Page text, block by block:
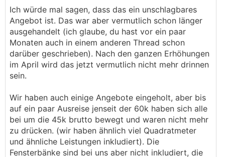
..
Ich würde mal sagen, dass das ein unschlagbares
Angebot ist. Das war aber vermutlich schon länger
ausgehandelt (ich glaube, du hast vor ein paar
Monaten auch in einem anderen Thread schon
darüber geschrieben). Nach den ganzen Erhöhungen
im April wird das jetzt vermutlich nicht mehr drinnen
sein.
Wir haben auch einige Angebote eingeholt, aber bis
auf ein paar Ausreise jenseit der 60k haben sich alle
bei um die 45k brutto bewegt und waren nicht mehr
zu drücken. (wir haben ähnlich viel Quadratmeter
und ähnliche Leistungen inkludiert). Die
Fensterbänke sind bei uns aber nicht inkludiert, die